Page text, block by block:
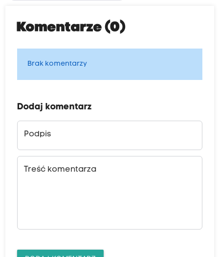
Komentarze (0)
Brak komentarzy
Dodaj komentarz
Podpis
Treść komentarza